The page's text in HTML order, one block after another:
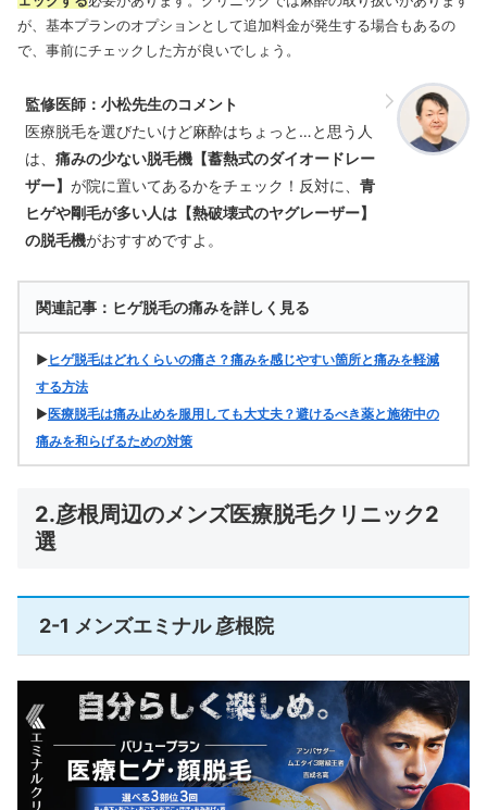
が、基本プランのオプションとして追加料金が発生する場合もあるの
で、事前にチェックした方が良いでしょう。
監修医師：小松先生のコメント
医療脱毛を選びたいけど麻酔はちょっと…と思う人
は、 痛みの少ない脱毛機【蓄熱式のダイオードレー
ザー】 が院に置いてあるかをチェック！反対に、 青
ヒゲや剛毛が多い人は【熱破壊式のヤグレーザー】
の脱毛機がおすすめですよ。
関連記事：ヒゲ脱毛の痛みを詳しく見る
▶ヒゲ脱毛はどれくらいの痛さ？痛みを感じやすい箇所と痛みを軽減
する方法
▶医療脱毛は痛み止めを服用しても大丈夫？避けるべき薬と施術中の
痛みを和らげるための対策
2.彦根周辺のメンズ医療脱毛クリニック2
選
2-1 メンズエミナル 彦根院